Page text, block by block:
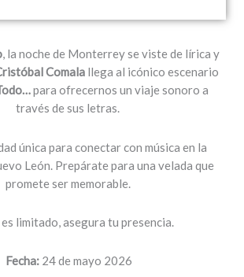
, la noche de Monterrey se viste de lírica y
Comalallega al icónico escenario
para ofrecernos un viaje sonoro a
través de sus letras.
única para conectar con música en la
León. Prepárate para una velada que
promete ser memorable.
es limitado, asegura tu presencia.
Fecha: 24 de mayo 2026